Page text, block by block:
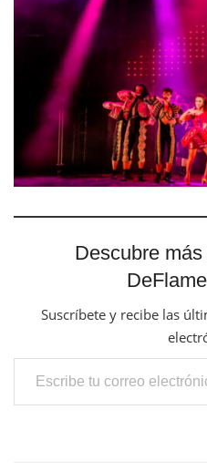
Descubre
Suscríbete y recibe las
Escribe tu correo electrónico…